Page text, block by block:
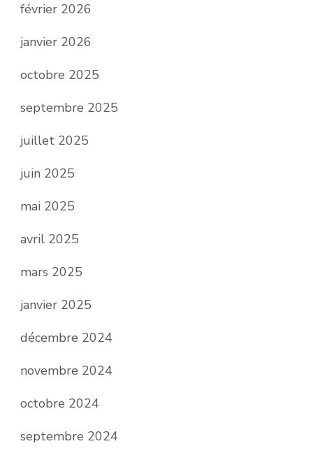
février 2026
janvier 2026
octobre 2025
septembre 2025
juillet 2025
juin 2025
mai 2025
avril 2025
mars 2025
janvier 2025
décembre 2024
novembre 2024
octobre 2024
septembre 2024